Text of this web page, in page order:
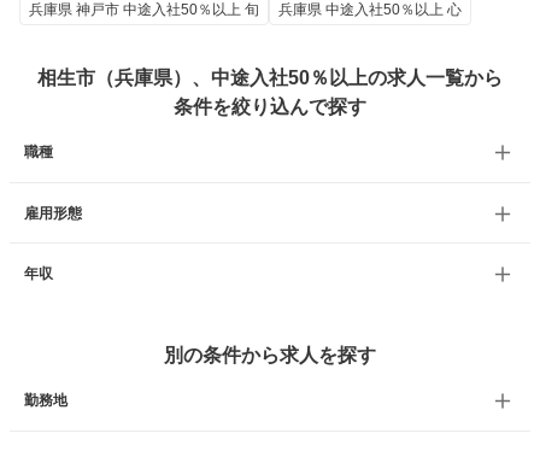
兵庫県 神戸市 中途入社50％以上 旬
兵庫県 中途入社50％以上 心
相生市（兵庫県）、中途入社50％以上の求人一覧から
条件を絞り込んで探す
職種
雇用形態
年収
別の条件から求人を探す
勤務地